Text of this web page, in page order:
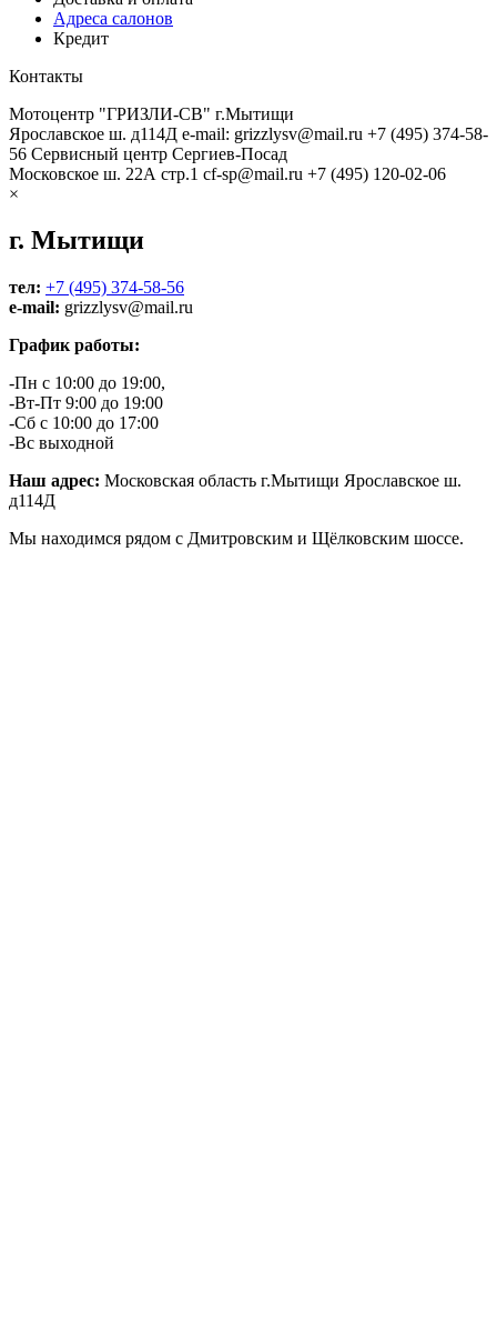
Адреса салонов
Кредит
Контакты
Мотоцентр "ГРИЗЛИ-СВ" г.Мытищи
Ярославское ш. д114Д e-mail: grizzlysv@mail.ru +7 (495) 374-58-
56 Сервисный центр Сергиев-Посад
Московское ш. 22А стр.1 cf-sp@mail.ru +7 (495) 120-02-06
×
г. Мытищи
тел: +7 (495) 374-58-56
e-mail: grizzlysv@mail.ru
График работы:
-Пн с 10:00 до 19:00,
-Вт-Пт 9:00 до 19:00
-Сб с 10:00 до 17:00
-Вс выходной
Наш адрес: Московская область г.Мытищи Ярославское ш.
д114Д
Мы находимся рядом с Дмитровским и Щёлковским шоссе.